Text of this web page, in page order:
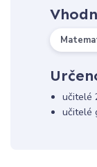
učitelé
učitelé